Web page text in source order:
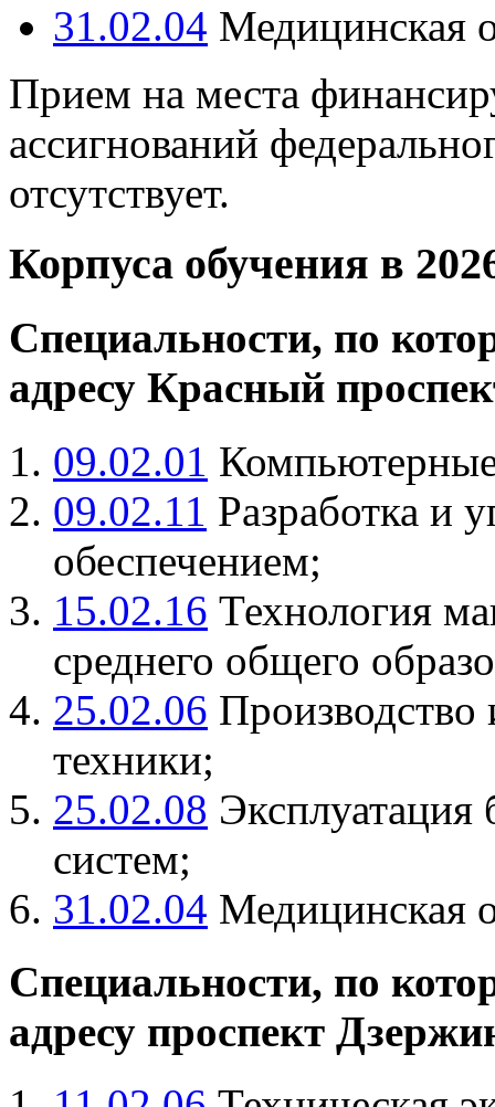
31.02.04 Медицинская
Прием на места
ассигнований
отсутствует.
Корпуса обучения в
Специальности, по
адресу Красный
09.02.01
09.02.11 Разработка и
обеспечением;
15.02.16 Технология
среднего общего
25.02.06
техники;
25.02.08
систем;
31.02.04 Медицинская
Специальности, по
адресу проспект